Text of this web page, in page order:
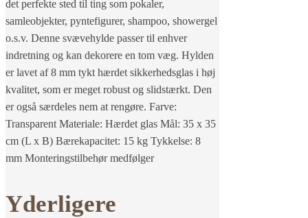
det perfekte sted til ting som pokaler,
samleobjekter, pyntefigurer, shampoo, showergel
o.s.v. Denne svævehylde passer til enhver
indretning og kan dekorere en tom væg. Hylden
er lavet af 8 mm tykt hærdet sikkerhedsglas i høj
kvalitet, som er meget robust og slidstærkt. Den
er også særdeles nem at rengøre. Farve:
Transparent Materiale: Hærdet glas Mål: 35 x 35
cm (L x B) Bærekapacitet: 15 kg Tykkelse: 8
mm Monteringstilbehør medfølger
Yderligere